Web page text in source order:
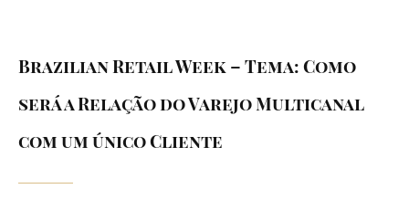
Our History
Brazilian Retail Week – Tema: Como
será a Relação do Varejo Multicanal
com um único Cliente